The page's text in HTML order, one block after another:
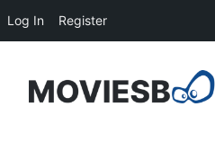
content
Log In Register